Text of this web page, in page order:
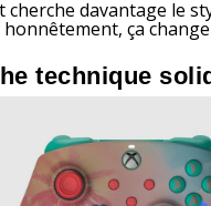
cherche davantage le
honnêtement, ça
technique